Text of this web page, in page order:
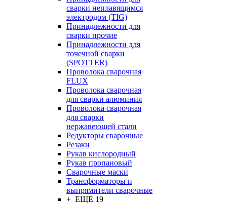
сварки неплавящимся
электродом (TIG)
Принадлежности для
сварки прочие
Принадлежности для
точечной сварки
(SPOTTER)
Проволока сварочная
FLUX
Проволока сварочная
для сварки алюминия
Проволока сварочная
для сварки
нержавеющей стали
Редукторы сварочные
Резаки
Рукав кислородный
Рукав пропановый
Сварочные маски
Трансформаторы и
выпрямители сварочные
+ ЕЩЕ 19